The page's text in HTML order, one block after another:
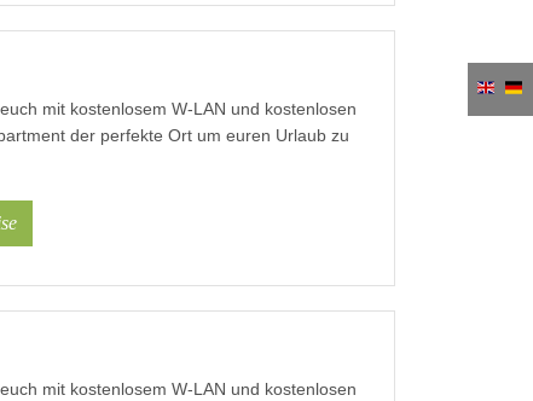
mit kostenlosem W-LAN und kostenlosen
der perfekte Ort um euren Urlaub zu
mit kostenlosem W-LAN und kostenlosen